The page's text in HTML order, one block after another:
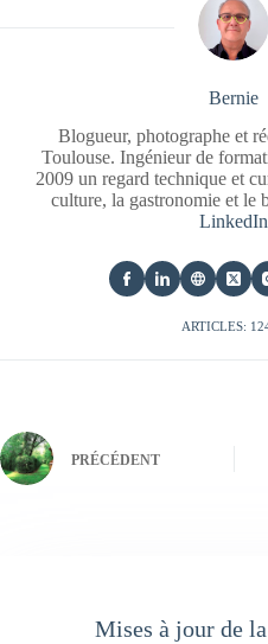
Bernie
Blogueur, photographe et
Toulouse. Ingénieur de
2009 un regard technique et
culture, la gastronomie et le
LinkedIn
ARTICLES:
PRÉCÉDENT
Mises à jour de